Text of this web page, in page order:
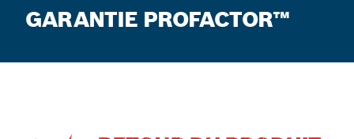
GARANTIE PROFACTOR™